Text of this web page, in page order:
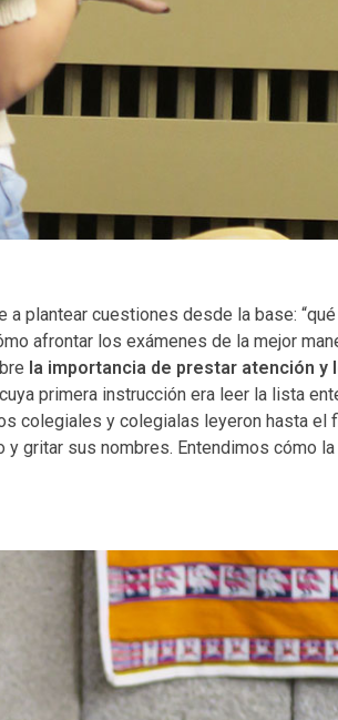
plantear cuestiones desde la base:
afrontar los exámenes de la mejor
la importancia de prestar atención y
primera instrucción era leer la lista
colegiales y colegialas leyeron hasta el
gritar sus nombres. Entendimos cómo